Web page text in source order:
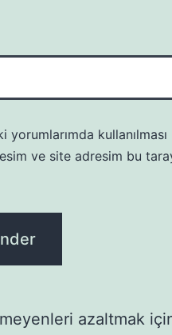
yorumlarımda kullanılması
ve site adresim bu
azaltmak